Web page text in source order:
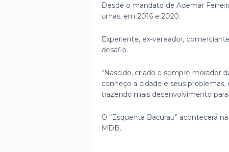
Desde o mandato de Ademar
urnas, em 2016 e 2020.
Experiente, ex-vereador,
desafio.
“Nascido, criado e sempre morador
conheço a cidade e seus
trazendo mais desenvolvimento
O “Esquenta Bacurau” acontecerá
MDB.